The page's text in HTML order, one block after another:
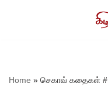
Home » செகாவ் கதைகள்